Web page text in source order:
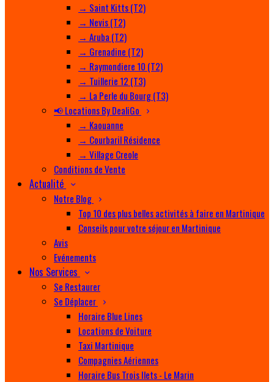
→ Saint Kitts (T2)
→ Nevis (T2)
→ Aruba (T2)
→ Grenadine (T2)
→ Raymondiere 10 (T2)
→ Tuillerie 12 (T3)
→ La Perle du Bourg (T3)
📢 Locations By DealiGo
→ Kaouanne
→ Courbaril Résidence
→ Village Creole
Conditions de Vente
Actualité
Notre Blog
Top 10 des plus belles activités à faire en Martinique
Conseils pour votre séjour en Martinique
Avis
Evénements
Nos Services
Se Restaurer
Se Déplacer
Horaire Blue Lines
Locations de Voiture
Taxi Martinique
Compagnies Aériennes
Horaire Bus Trois Ilets - Le Marin